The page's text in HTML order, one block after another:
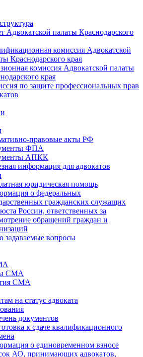
Адвокатской палаты Краснодарского
комиссия Адвокатской
Краснодарского края
комиссия Адвокатской палаты
края
по защите профессиональных прав
правовые акты РФ
ФПА
АПКК
информация для адвокатов
юридическая помощь
о федеральных
гражданских служащих
России, ответственных за
обращений граждан и
задаваемые вопросы
СМА
СМА
на статус адвоката
документов
к сдаче квалификационного
о единовременном взносе
АО, принимающих адвокатов,